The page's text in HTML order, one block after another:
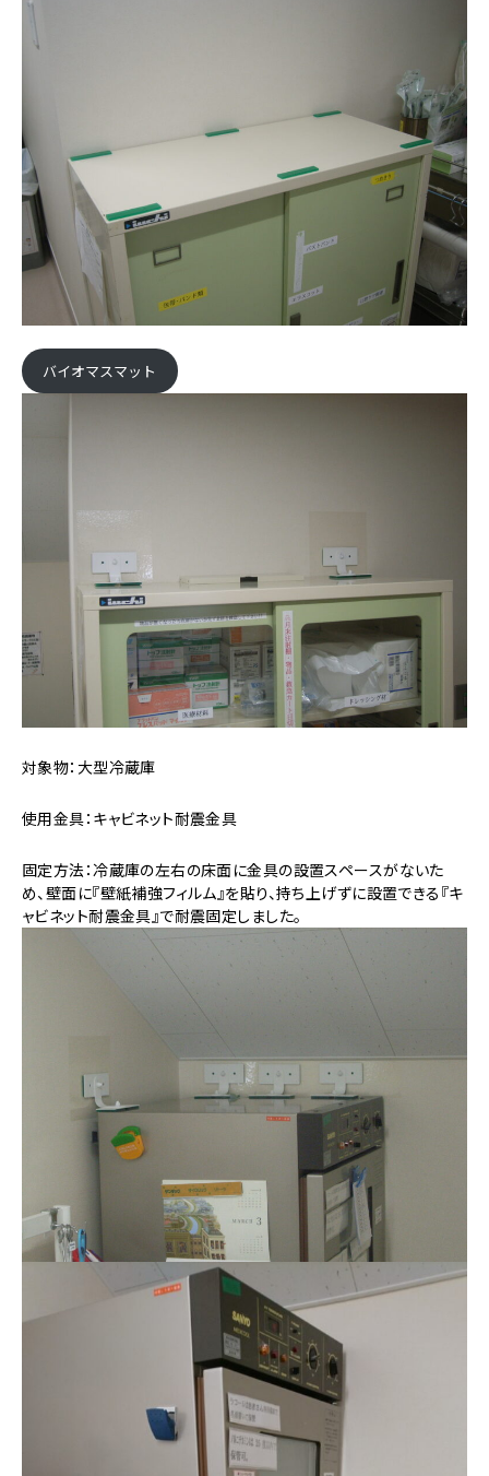
バイオマスマット
対象物：大型冷蔵庫
使用金具：キャビネット耐震金具
固定方法：冷蔵庫の左右の床面に金具の設置スペースがないた
め、壁面に『壁紙補強フィルム』を貼り、持ち上げずに設置できる『キ
ャビネット耐震金具』で耐震固定しました。